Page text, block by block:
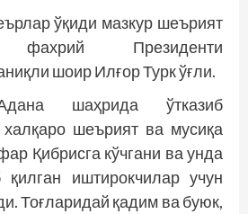
ўқиди мазкур шеърият
фахрий Президенти
шоир Илғор Турк ўғли.
шаҳрида ўтказиб
шеърият ва мусиқа
Қибрисга кўчгани ва унда
иштирокчилар учун
Тоғларидай қадим ва буюк,